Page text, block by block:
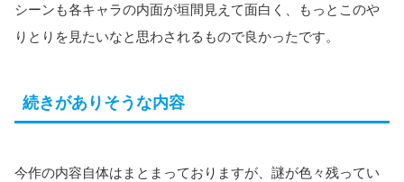
シーンも各キャラの内面が垣間見えて面白く、もっとこのや
りとりを見たいなと思わされるもので良かったです。
続きがありそうな内容
今作の内容自体はまとまっておりますが、謎が色々残ってい